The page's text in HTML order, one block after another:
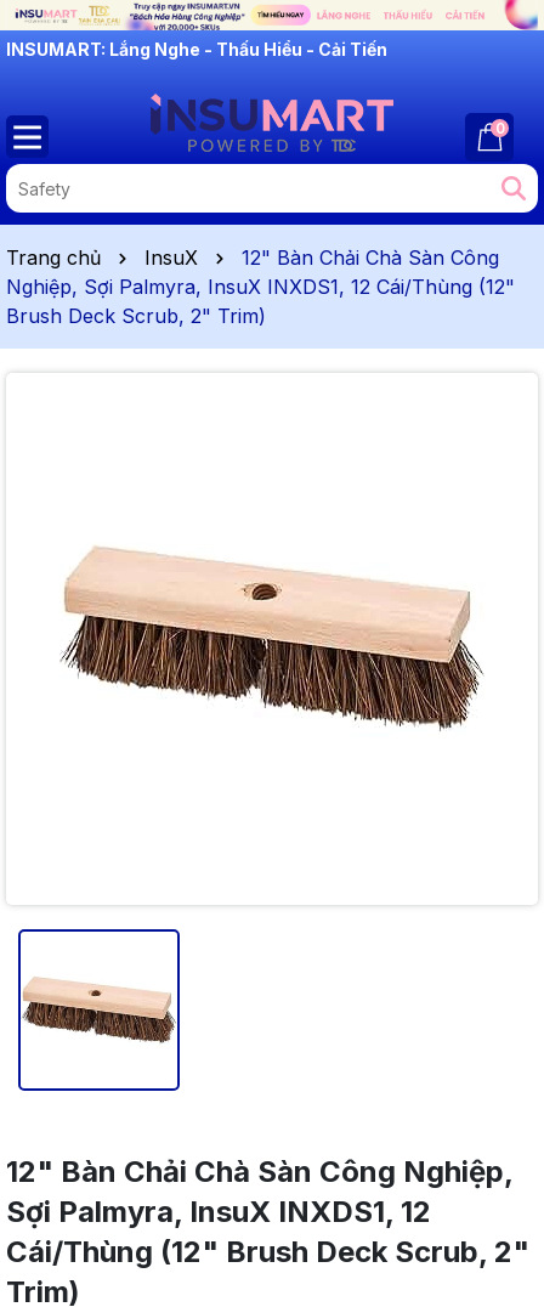
INSUMART: Lắng Nghe - Thấu Hiểu - Cải Tiến
0
Trang chủ InsuX
12" Bàn Chải Chà Sàn Công
Nghiệp, Sợi Palmyra, InsuX INXDS1, 12 Cái/Thùng (12"
Brush Deck Scrub, 2" Trim)
12" Bàn Chải Chà Sàn Công Nghiệp,
Sợi Palmyra, InsuX INXDS1, 12
Cái/Thùng (12" Brush Deck Scrub, 2"
Trim)